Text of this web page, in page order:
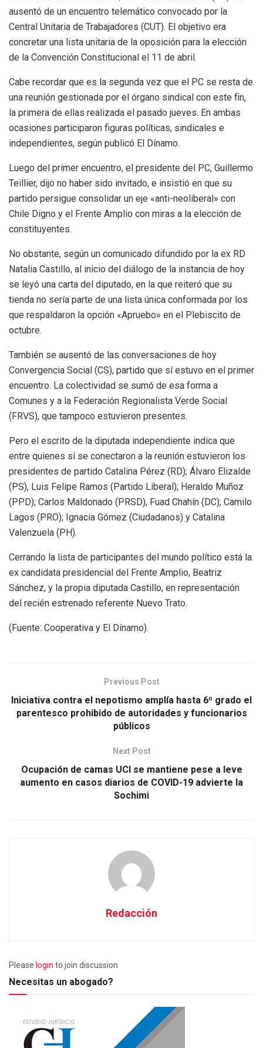
ausentó de un encuentro telemático convocado por la
Central Unitaria de Trabajadores (CUT). El objetivo era
concretar una lista unitaria de la oposición para la elección
de la Convención Constitucional el 11 de abril.
Cabe recordar que es la segunda vez que el PC se resta de
una reunión gestionada por el órgano sindical con este fin,
la primera de ellas realizada el pasado jueves. En ambas
ocasiones participaron figuras políticas, sindicales e
independientes, según publicó El Dínamo.
Luego del primer encuentro, el presidente del PC, Guillermo
Teillier, dijo no haber sido invitado, e insistió en que su
partido persigue consolidar un eje «anti-neoliberal» con
Chile Digno y el Frente Amplio con miras a la elección de
constituyentes.
No obstante, según un comunicado difundido por la ex RD
Natalia Castillo, al inicio del diálogo de la instancia de hoy
se leyó una carta del diputado, en la que reiteró que su
tienda no sería parte de una lista única conformada por los
que respaldaron la opción «Apruebo» en el Plebiscito de
octubre.
También se ausentó de las conversaciones de hoy
Convergencia Social (CS), partido que sí estuvo en el primer
encuentro. La colectividad se sumó de esa forma a
Comunes y a la Federación Regionalista Verde Social
(FRVS), que tampoco estuvieron presentes.
Pero el escrito de la diputada independiente indica que
entre quienes sí se conectaron a la reunión estuvieron los
presidentes de partido Catalina Pérez (RD); Álvaro Elizalde
(PS), Luis Felipe Ramos (Partido Liberal); Heraldo Muñoz
(PPD); Carlos Maldonado (PRSD), Fuad Chahín (DC); Camilo
Lagos (PRO); Ignacia Gómez (Ciudadanos) y Catalina
Valenzuela (PH).
Cerrando la lista de participantes del mundo político está la
ex candidata presidencial del Frente Amplio, Beatriz
Sánchez, y la propia diputada Castillo, en representación
del recién estrenado referente Nuevo Trato.
(Fuente: Cooperativa y El Dínamo).
Previous Post
Iniciativa contra el nepotismo amplía hasta 6º grado el
parentesco prohibido de autoridades y funcionarios
públicos
Next Post
Ocupación de camas UCI se mantiene pese a leve
aumento en casos diarios de COVID-19 advierte la
Sochimi
Redacción
Please login to join discussion
Necesitas un abogado?